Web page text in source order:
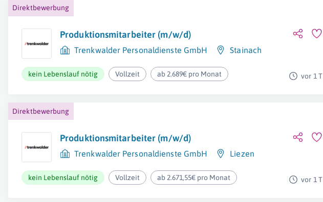
Direktbewerbung
Produktionsmitarbeiter (m/w/d)
Trenkwalder Personaldienste GmbH Stainach
kein Lebenslauf nötig Vollzeit ab 2.689€ pro Monat vor 1 T
Direktbewerbung
Produktionsmitarbeiter (m/w/d)
Trenkwalder Personaldienste GmbH Liezen
kein Lebenslauf nötig Vollzeit ab 2.671,55€ pro Monat vor 1 T